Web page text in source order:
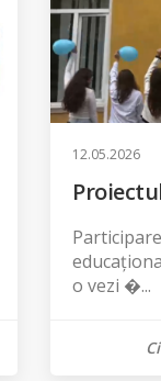
12.05.2026
o vezi �...